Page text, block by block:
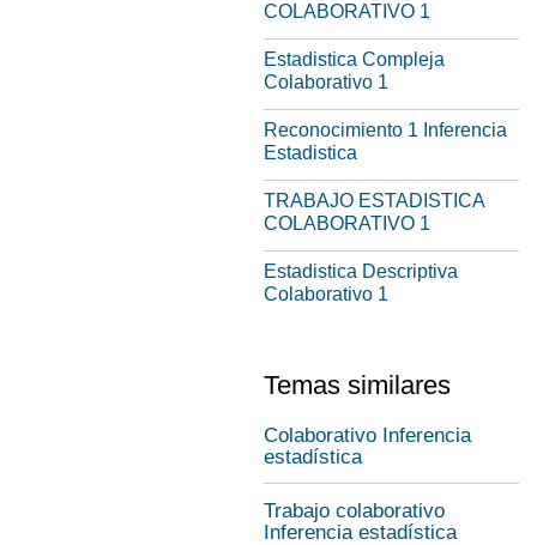
COLABORATIVO 1
Estadistica Compleja
Colaborativo 1
Reconocimiento 1 Inferencia
Estadistica
TRABAJO ESTADISTICA
COLABORATIVO 1
Estadistica Descriptiva
Colaborativo 1
Temas similares
Colaborativo Inferencia
estadística
Trabajo colaborativo
Inferencia estadística